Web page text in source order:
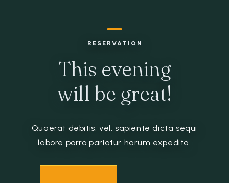
RESERVATION
This evening
will be great!
Quaerat debitis, vel, sapiente dicta sequi
labore porro pariatur harum expedita.